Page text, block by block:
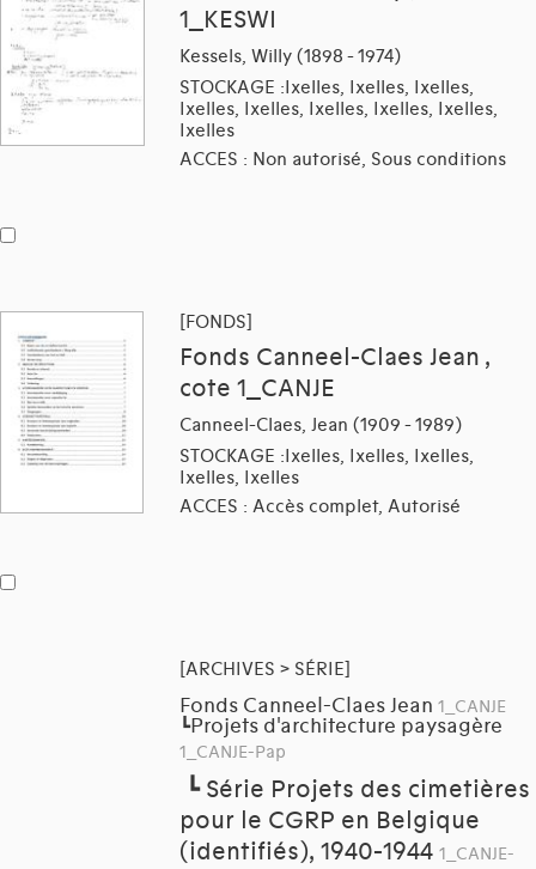
1_KESWI
Kessels, Willy (1898 - 1974)
STOCKAGE :Ixelles, Ixelles, Ixelles,
Ixelles, Ixelles, Ixelles, Ixelles, Ixelles,
Ixelles
ACCES : Non autorisé, Sous conditions
[FONDS]
Fonds Canneel-Claes Jean ,
cote 1_CANJE
Canneel-Claes, Jean (1909 - 1989)
STOCKAGE :Ixelles, Ixelles, Ixelles,
Ixelles, Ixelles
ACCES : Accès complet, Autorisé
[ARCHIVES > SÉRIE]
Fonds Canneel-Claes Jean 1_CANJE
┗Projets d'architecture paysagère
1_CANJE-Pap
┗ Série Projets des cimetières
pour le CGRP en Belgique
(identifiés), 1940-1944 1_CANJE-